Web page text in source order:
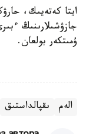
ايتا كەتەيىك،
جازۋشىلارىنىڭ
ۇمىتكەر بولعان.
الەم ىقپالداستىق